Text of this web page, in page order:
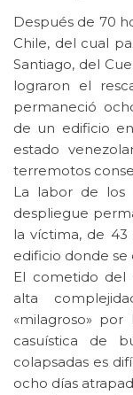
Después de 70
Chile, del cual
Santiago, del
lograron el
permaneció
de un edificio
estado
terremotos
La labor de los
despliegue
la víctima, de 43
edificio donde
El cometido del
alta
«milagroso»
casuística de
colapsadas es
ocho días